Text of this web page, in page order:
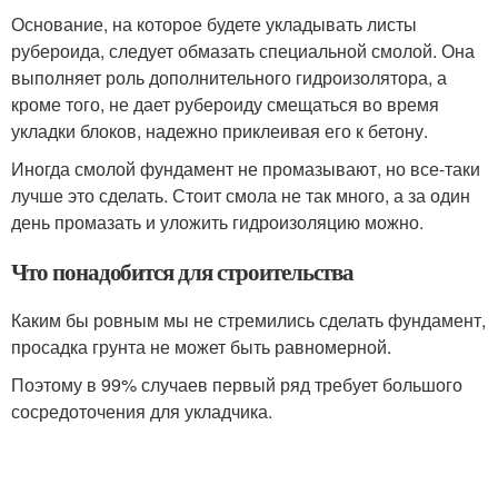
Основание, на которое будете укладывать листы
рубероида, следует обмазать специальной смолой. Она
выполняет роль дополнительного гидроизолятора, а
кроме того, не дает рубероиду смещаться во время
укладки блоков, надежно приклеивая его к бетону.
Иногда смолой фундамент не промазывают, но все-таки
лучше это сделать. Стоит смола не так много, а за один
день промазать и уложить гидроизоляцию можно.
Что понадобится для строительства
Каким бы ровным мы не стремились сделать фундамент,
просадка грунта не может быть равномерной.
Поэтому в 99% случаев первый ряд требует большого
сосредоточения для укладчика.